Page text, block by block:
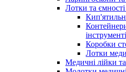
Лотки та
Коробки
Лотки
Медичні лійки